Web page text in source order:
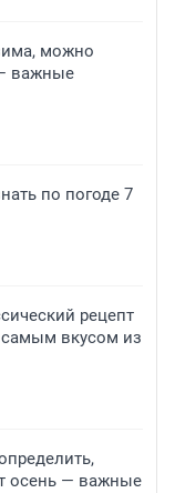
можно
— важные
по погоде 7
рецепт
вкусом из
осень — важные